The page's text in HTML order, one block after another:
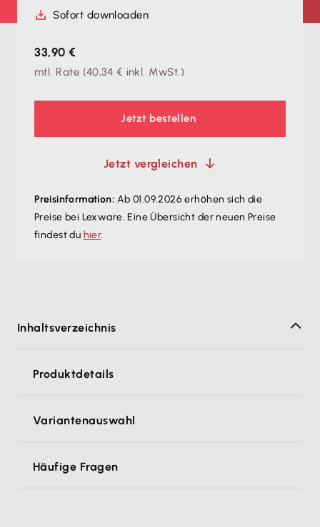
Sofort downloaden
33,90 €
mtl. Rate (40,34 € inkl. MwSt.)
Jetzt bestellen
Jetzt vergleichen
Preisinformation: Ab 01.09.2026 erhöhen sich die
Preise bei Lexware. Eine Übersicht der neuen Preise
findest du hier.
Inhaltsverzeichnis
Produktdetails
Variantenauswahl
Häufige Fragen